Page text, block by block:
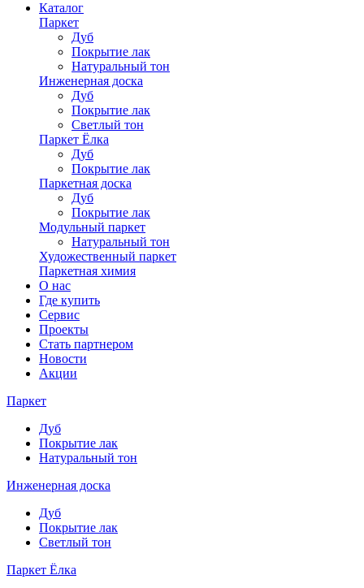
Каталог
Паркет
Дуб
Покрытие лак
Натуральный тон
Инженерная доска
Дуб
Покрытие лак
Светлый тон
Паркет Ёлка
Дуб
Покрытие лак
Паркетная доска
Дуб
Покрытие лак
Модульный паркет
Натуральный тон
Художественный паркет
Паркетная химия
О нас
Где купить
Сервис
Проекты
Стать партнером
Новости
Акции
Паркет
Дуб
Покрытие лак
Натуральный тон
Инженерная доска
Дуб
Покрытие лак
Светлый тон
Паркет Ёлка